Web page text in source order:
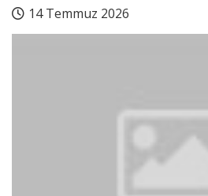
14 Temmuz 2026